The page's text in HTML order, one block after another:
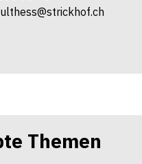
Themen